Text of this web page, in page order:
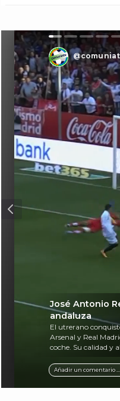
Añadir un comentario ...
José Antonio
andaluza
El utrerano
Arsenal y Real
coche. Su calidad y